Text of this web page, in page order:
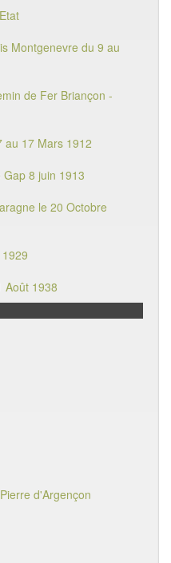
Montgenevre du 9 au
de Fer Briançon -
au 17 Mars 1912
8 juin 1913
le 20 Octobre
Août 1938
d'Argençon